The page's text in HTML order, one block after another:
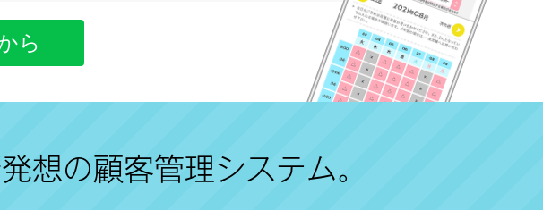
ら
想の顧客管理システム。